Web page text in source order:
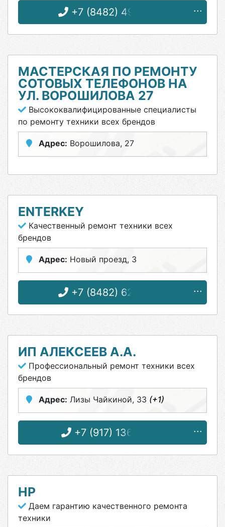
+7 (8482) 49-92-99
МАСТЕРСКАЯ ПО РЕМОНТУ
СОТОВЫХ ТЕЛЕФОНОВ НА
УЛ. ВОРОШИЛОВА 27
Высококвалифицированные специалисты
по ремонту техники всех брендов
Адрес: Ворошилова, 27
ENTERKEY
Качественный ремонт техники всех
брендов
Адрес: Новый проезд, 3
+7 (8482) 62-46-60
ИП АЛЕКСЕЕВ А.А.
Профессиональный ремонт техники всех
брендов
Адрес: Лизы Чайкиной, 33 (+1)
+7 (917) 136-79-81
HP
Даем гарантию качественного ремонта
техники